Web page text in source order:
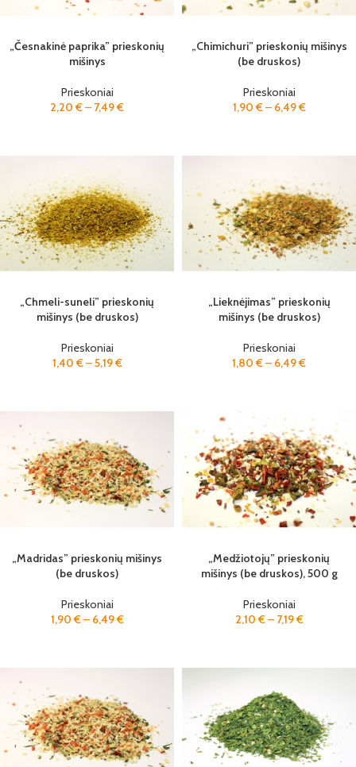
„Česnakinė paprika” prieskonių
mišinys
Prieskoniai
2,20 €– 7,49€
„Chimichuri” prieskonių mišinys
(be druskos)
Prieskoniai
1,90 €– 6,49€
„Chmeli-suneli” prieskonių
mišinys (be druskos)
Prieskoniai
1,40 €–5,19€
„Lieknėjimas” prieskonių
mišinys (be druskos)
Prieskoniai
1,80 €– 6,49€
„Madridas” prieskonių mišinys
(be druskos)
Prieskoniai
1,90 €– 6,49€
„Medžiotojų” prieskonių
mišinys (be druskos), 500 g
Prieskoniai
2,10 €– 7,19€